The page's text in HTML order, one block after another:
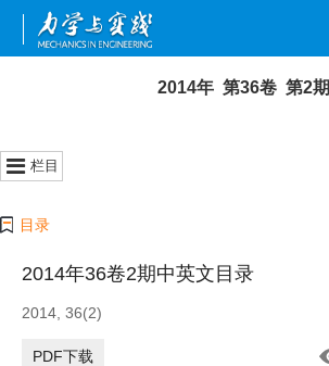
2014年 第36卷 第2期
栏目
目录
2014年36卷2期中英文目录
2014, 36(2)
PDF下载